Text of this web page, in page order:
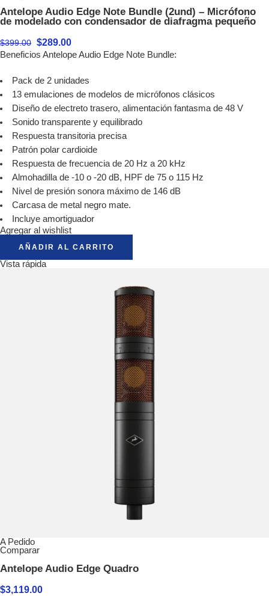
Antelope Audio Edge Note Bundle (2und) – Micrófono
de modelado con condensador de diafragma pequeño
$399.00 $289.00
Beneficios Antelope Audio Edge Note Bundle:
Pack de 2 unidades
13 emulaciones de modelos de micrófonos clásicos
Diseño de electreto trasero, alimentación fantasma de 48 V
Sonido transparente y equilibrado
Respuesta transitoria precisa
Patrón polar cardioide
Respuesta de frecuencia de 20 Hz a 20 kHz
Almohadilla de -10 o -20 dB, HPF de 75 o 115 Hz
Nivel de presión sonora máximo de 146 dB
Carcasa de metal negro mate.
Incluye amortiguador
Agregar al wishlist
AÑADIR AL CARRITO
Vista rápida
A Pedido
Comparar
Antelope Audio Edge Quadro
$3,119.00